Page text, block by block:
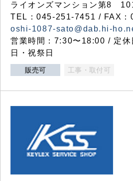
ライオンズマンション第8
TEL：045-251-7451 / FAX
oshi-1087-sato@dab.hi-
営業時間：7:30〜18:00 / 定休
日・祝祭日
販売可 工事・取付可